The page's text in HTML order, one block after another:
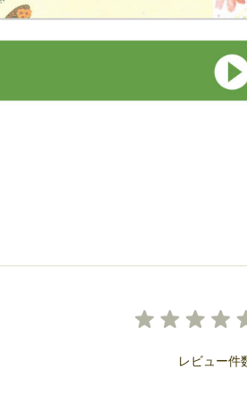
レビュー件